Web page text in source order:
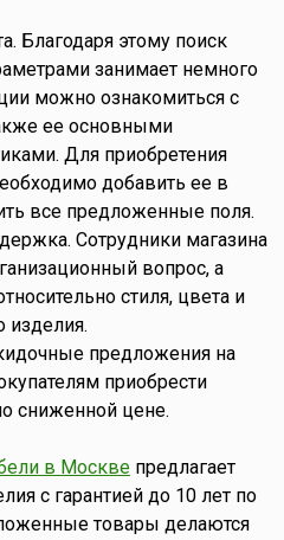
Благодаря этому поиск
занимает немного
можно ознакомиться с
ее основными
Для приобретения
добавить ее в
все предложенные поля.
Сотрудники магазина
вопрос, а
стиля, цвета и
изделия.
предложения на
приобрести
сниженной цене.
в Москвепредлагает
с гарантией до 10 лет по
товары делаются